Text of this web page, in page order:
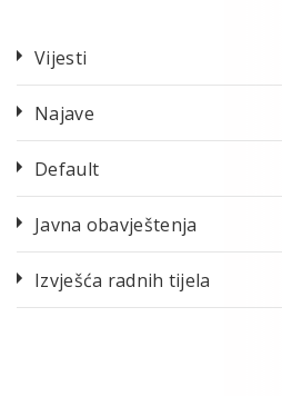
Vijesti
Najave
Default
Javna obavještenja
Izvješća radnih tijela